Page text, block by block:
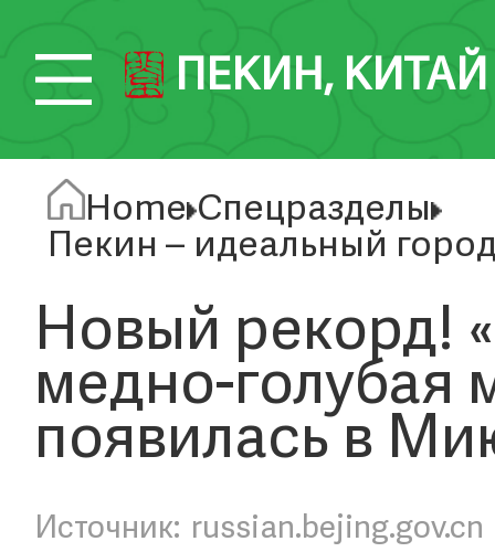
ПЕКИН, КИТАЙ
Home Спецразделы
Пекин – идеальный
Новый рекорд!
медно-голубая
появилась в
russian.bejing.gov.cn